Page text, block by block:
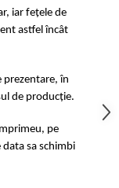
iar fețele de
astfel încât
prezentare, în
de producție.
pe
sa schimbi